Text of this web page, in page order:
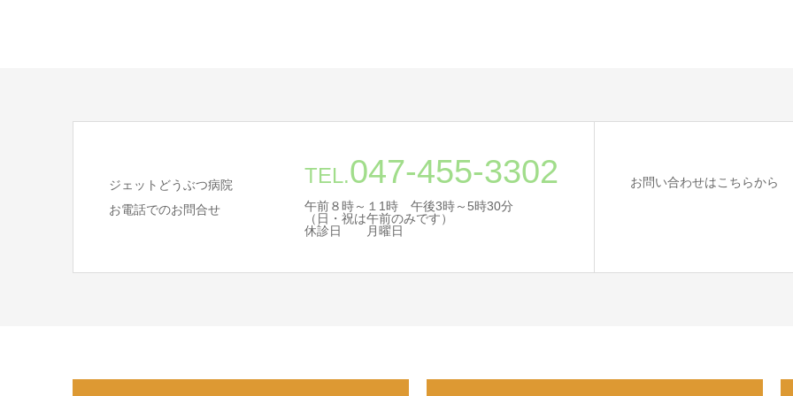
ジェットどうぶつ病院
お電話でのお問合せ
TEL.047-455-3302
午前８時～１1時 午後3時～5時30分
（日・祝は午前のみです）
休診日 月曜日
お問い合わせはこちらから